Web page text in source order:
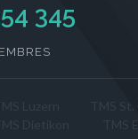
345
TMS
TMS